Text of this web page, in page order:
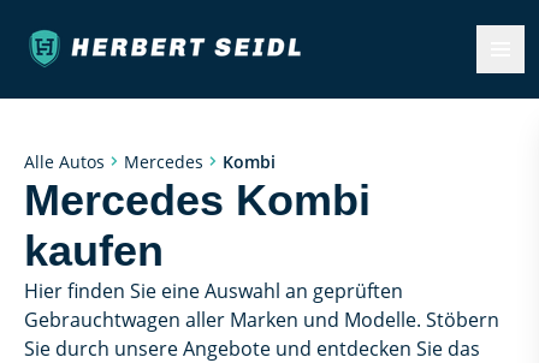
Alle Autos Mercedes Kombi
Mercedes Kombi
kaufen
Hier finden Sie eine Auswahl an geprüften
Gebrauchtwagen aller Marken und Modelle. Stöbern
Sie durch unsere Angebote und entdecken Sie das